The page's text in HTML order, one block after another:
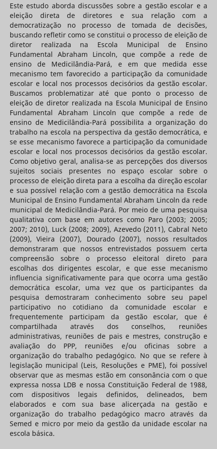
Este estudo aborda discussões sobre a gestão escolar e a
eleição direta de diretores e sua relação com a
democratização no processo de tomada de decisões,
buscando refletir como se constitui o processo de eleição de
diretor realizada na Escola Municipal de Ensino
Fundamental Abraham Lincoln, que compõe a rede de
ensino de Medicilândia-Pará, e em que medida esse
mecanismo tem favorecido a participação da comunidade
escolar e local nos processos decisórios da gestão escolar.
Buscamos problematizar até que ponto o processo de
eleição de diretor realizada na Escola Municipal de Ensino
Fundamental Abraham Lincoln que compõe a rede de
ensino de Medicilândia-Pará possibilita a organização do
trabalho na escola na perspectiva da gestão democrática, e
se esse mecanismo favorece a participação da comunidade
escolar e local nos processos decisórios da gestão escolar.
Como objetivo geral, analisa-se as percepções dos diversos
sujeitos sociais presentes no espaço escolar sobre o
processo de eleição direta para a escolha da direção escolar
e sua possível relação com a gestão democrática na Escola
Municipal de Ensino Fundamental Abraham Lincoln da rede
municipal de Medicilândia-Pará. Por meio de uma pesquisa
qualitativa com base em autores como Paro (2003; 2005;
2007; 2010), Luck (2008; 2009), Azevedo (2011), Cabral Neto
(2009), Vieira (2007), Dourado (2007), nossos resultados
demonstraram que nossos entrevistados possuem certa
compreensão sobre o processo eleitoral direto para
escolhas dos dirigentes escolar, e que esse mecanismo
influencia significativamente para que ocorra uma gestão
democrática escolar, uma vez que os participantes da
pesquisa demostraram conhecimento sobre seu papel
participativo no cotidiano da comunidade escolar e
frequentemente participam da gestão escolar, que é
compartilhada através dos conselhos, reuniões
administrativas, reuniões de pais e mestres, construção e
avaliação do PPP, reuniões e/ou oficinas sobre a
organização do trabalho pedagógico. No que se refere à
legislação municipal (Leis, Resoluções e PME), foi possível
observar que as mesmas estão em consonância com o que
expressa nossa LDB e nossa Constituição Federal de 1988,
com dispositivos legais definidos, delineados, bem
elaborados e com sua base alicerçada na gestão e
organização do trabalho pedagógico macro através da
Semed e micro por meio da gestão da unidade escolar na
escola básica.